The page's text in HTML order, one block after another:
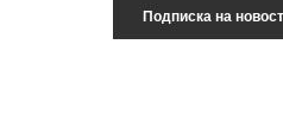
Подписка на